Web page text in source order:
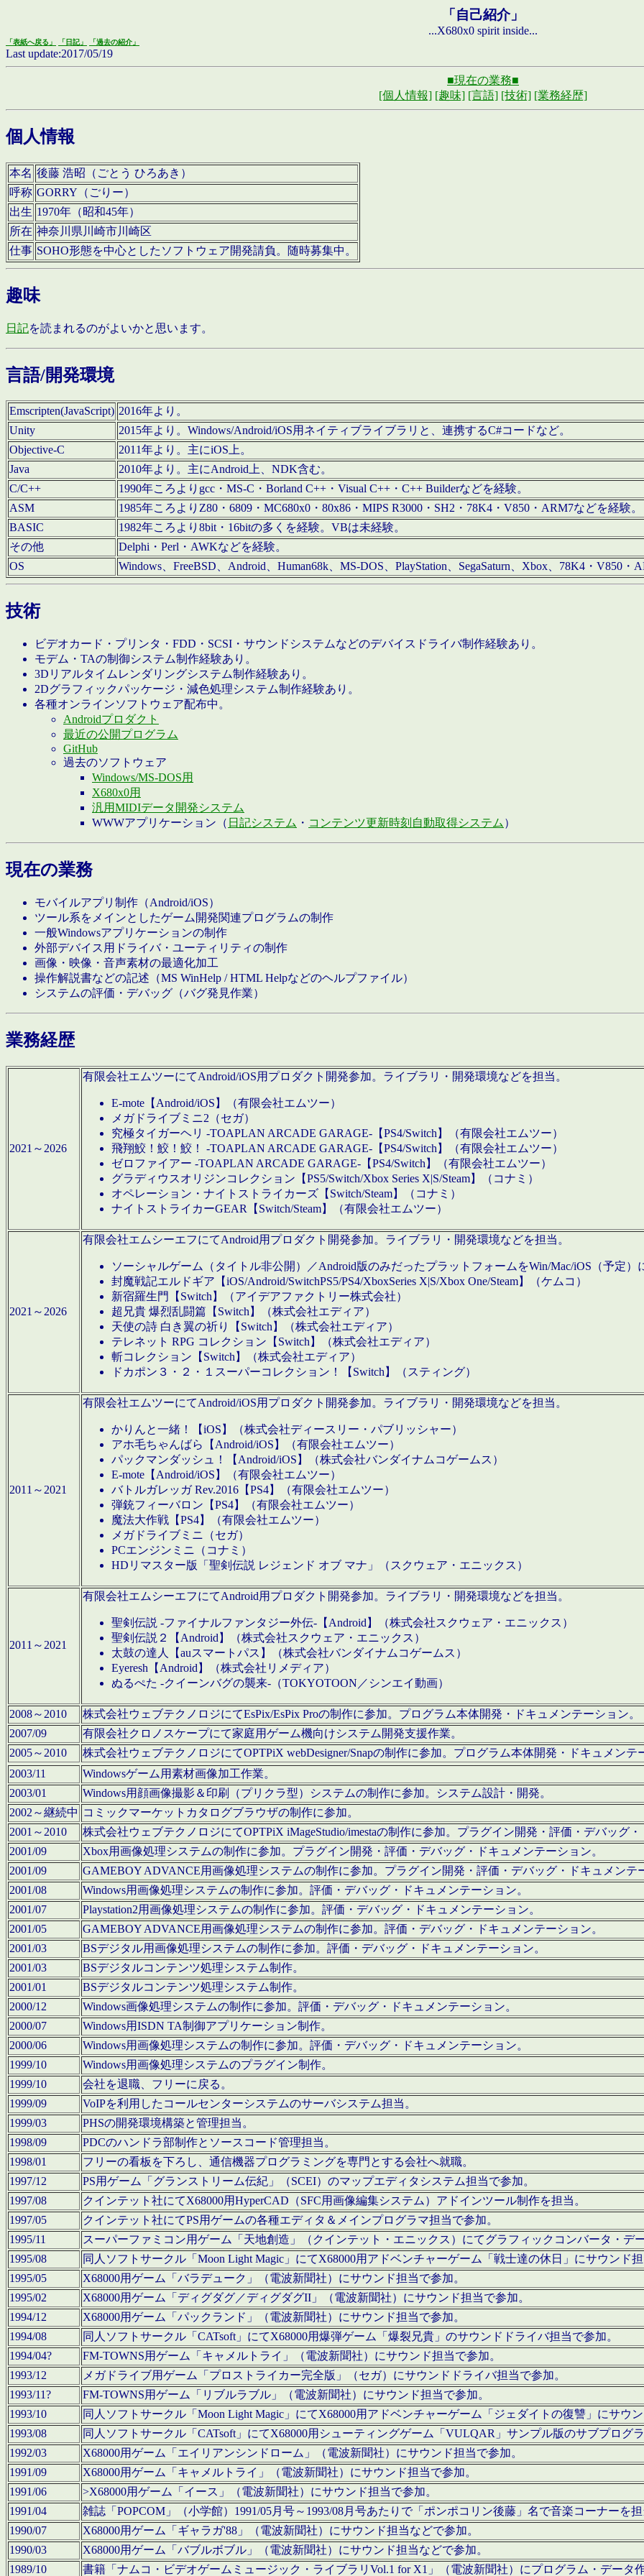
「自己紹介」
...X680x0 spirit inside...
「表紙へ戻る」 「日記」 「過去の紹介」
Last update:2017/05/19
■現在の業務■
[個人情報] [趣味] [言語] [技術] [業務経歴]
個人情報
本名 後藤 浩昭（ごとう ひろあき）
呼称 GORRY（ごりー）
出生 1970年（昭和45年）
所在 神奈川県川崎市川崎区
仕事 SOHO形態を中心としたソフトウェア開発請負。随時募集中。
趣味
日記を読まれるのがよいかと思います。
言語/開発環境
Emscripten(JavaScript) 2016年より。
Unity
2015年より。Windows/Android/iOS用ネイティブライブラリと、連携するC#コードなど。
Objective-C
2011年より。主にiOS上。
Java
2010年より。主にAndroid上、NDK含む。
C/C++
1990年ころよりgcc・MS-C・Borland C++・Visual C++・C++ Builderなどを経験。
ASM
1985年ころよりZ80・6809・MC680x0・80x86・MIPS R3000・SH2・78K4・V850・ARM7などを経験。
BASIC
1982年ころより8bit・16bitの多くを経験。VBは未経験。
その他
Delphi・Perl・AWKなどを経験。
OS
Windows、FreeBSD、Android、Human68k、MS-DOS、PlayStation、SegaSaturn、Xbox、78K4・V850・
技術
ビデオカード・プリンタ・FDD・SCSI・サウンドシステムなどのデバイスドライバ制作経験あり。
モデム・TAの制御システム制作経験あり。
3Dリアルタイムレンダリングシステム制作経験あり。
2Dグラフィックパッケージ・減色処理システム制作経験あり。
各種オンラインソフトウェア配布中。
Androidプロダクト
最近の公開プログラム
GitHub
過去のソフトウェア
Windows/MS-DOS用
X680x0用
汎用MIDIデータ開発システム
WWWアプリケーション（ 日記システム ・ コンテンツ更新時刻自動取得システム ）
現在の業務
モバイルアプリ制作（Android/iOS）
ツール系をメインとしたゲーム開発関連プログラムの制作
一般Windowsアプリケーションの制作
外部デバイス用ドライバ・ユーティリティの制作
画像・映像・音声素材の最適化加工
操作解説書などの記述（MS WinHelp / HTML Helpなどのヘルプファイル）
システムの評価・デバッグ（バグ発見作業）
業務経歴
2021～2026
有限会社エムツーにてAndroid/iOS用プロダクト開発参加。ライブラリ・開発環境などを担当。
E-mote【Android/iOS】（有限会社エムツー）
メガドライブミニ2（セガ）
究極タイガーヘリ -TOAPLAN ARCADE GARAGE-【PS4/Switch】（有限会社エムツー）
飛翔鮫！鮫！鮫！ -TOAPLAN ARCADE GARAGE-【PS4/Switch】（有限会社エムツー）
ゼロファイアー -TOAPLAN ARCADE GARAGE-【PS4/Switch】（有限会社エムツー）
グラディウスオリジンコレクション【PS5/Switch/Xbox Series X|S/Steam】（コナミ）
オペレーション・ナイトストライカーズ【Switch/Steam】（コナミ）
ナイトストライカーGEAR【Switch/Steam】（有限会社エムツー）
2021～2026
有限会社エムシーエフにてAndroid用プロダクト開発参加。ライブラリ・開発環境などを担当。
ソーシャルゲーム（タイトル非公開）／Android版のみだったプラットフォームをWin/Mac/iOS（予定）
封魔戦記エルドギア【iOS/Android/SwitchPS5/PS4/XboxSeries X|S/Xbox One/Steam】（ケムコ）
新宿羅生門【Switch】（アイデアファクトリー株式会社）
超兄貴 爆烈乱闘篇【Switch】（株式会社エディア）
天使の詩 白き翼の祈り【Switch】（株式会社エディア）
テレネット RPG コレクション【Switch】（株式会社エディア）
斬コレクション【Switch】（株式会社エディア）
ドカポン３・２・１スーパーコレクション！【Switch】（スティング）
2011～2021
有限会社エムツーにてAndroid/iOS用プロダクト開発参加。ライブラリ・開発環境などを担当。
かりんと一緒！【iOS】（株式会社ディースリー・パブリッシャー）
アホ毛ちゃんばら【Android/iOS】（有限会社エムツー）
パックマンダッシュ！【Android/iOS】（株式会社バンダイナムコゲームス）
E-mote【Android/iOS】（有限会社エムツー）
バトルガレッガ Rev.2016【PS4】（有限会社エムツー）
弾銃フィーバロン【PS4】（有限会社エムツー）
魔法大作戦【PS4】（有限会社エムツー）
メガドライブミニ（セガ）
PCエンジンミニ（コナミ）
HDリマスター版「聖剣伝説 レジェンド オブ マナ」（スクウェア・エニックス）
2011～2021
有限会社エムシーエフにてAndroid用プロダクト開発参加。ライブラリ・開発環境などを担当。
聖剣伝説 -ファイナルファンタジー外伝-【Android】（株式会社スクウェア・エニックス）
聖剣伝説２【Android】（株式会社スクウェア・エニックス）
太鼓の達人【auスマートパス】（株式会社バンダイナムコゲームス）
Eyeresh【Android】（株式会社リメディア）
ぬるぺた -クイーンバグの襲来-（TOKYOTOON／シンエイ動画）
2008～2010
株式会社ウェブテクノロジにてEsPix/EsPix Proの制作に参加。プログラム本体開発・ドキュメンテーション。
2007/09
有限会社クロノスケープにて家庭用ゲーム機向けシステム開発支援作業。
2005～2010
株式会社ウェブテクノロジにてOPTPiX webDesigner/Snapの制作に参加。プログラム本体開発・ドキュメンテ
2003/11
Windowsゲーム用素材画像加工作業。
2003/01
Windows用顔画像撮影＆印刷（プリクラ型）システムの制作に参加。システム設計・開発。
2002～継続中 コミックマーケットカタログブラウザの制作に参加。
2001～2010
株式会社ウェブテクノロジにてOPTPiX iMageStudio/imestaの制作に参加。プラグイン開発・評価・デバッグ
2001/09
Xbox用画像処理システムの制作に参加。プラグイン開発・評価・デバッグ・ドキュメンテーション。
2001/09
GAMEBOY ADVANCE用画像処理システムの制作に参加。プラグイン開発・評価・デバッグ・ドキュメンテ
2001/08
Windows用画像処理システムの制作に参加。評価・デバッグ・ドキュメンテーション。
2001/07
Playstation2用画像処理システムの制作に参加。評価・デバッグ・ドキュメンテーション。
2001/05
GAMEBOY ADVANCE用画像処理システムの制作に参加。評価・デバッグ・ドキュメンテーション。
2001/03
BSデジタル用画像処理システムの制作に参加。評価・デバッグ・ドキュメンテーション。
2001/03
BSデジタルコンテンツ処理システム制作。
2001/01
BSデジタルコンテンツ処理システム制作。
2000/12
Windows画像処理システムの制作に参加。評価・デバッグ・ドキュメンテーション。
2000/07
Windows用ISDN TA制御アプリケーション制作。
2000/06
Windows用画像処理システムの制作に参加。評価・デバッグ・ドキュメンテーション。
1999/10
Windows用画像処理システムのプラグイン制作。
1999/10
会社を退職、フリーに戻る。
1999/09
VoIPを利用したコールセンターシステムのサーバシステム担当。
1999/03
PHSの開発環境構築と管理担当。
1998/09
PDCのハンドラ部制作とソースコード管理担当。
1998/01
フリーの看板を下ろし、通信機器プログラミングを専門とする会社へ就職。
1997/12
PS用ゲーム「グランストリーム伝紀」（SCEI）のマップエディタシステム担当で参加。
1997/08
クインテット社にてX68000用HyperCAD（SFC用画像編集システム）アドインツール制作を担当。
1997/05
クインテット社にてPS用ゲームの各種エディタ＆メインプログラマ担当で参加。
1995/11
スーパーファミコン用ゲーム「天地創造」（クインテット・エニックス）にてグラフィックコンバータ・デ
1995/08
同人ソフトサークル「Moon Light Magic」にてX68000用アドベンチャーゲーム「戦士達の休日」にサウンド
1995/05
X68000用ゲーム「バラデューク」（電波新聞社）にサウンド担当で参加。
1995/02
X68000用ゲーム「ディグダグ／ディグダグII」（電波新聞社）にサウンド担当で参加。
1994/12
X68000用ゲーム「パックランド」（電波新聞社）にサウンド担当で参加。
1994/08
同人ソフトサークル「CATsoft」にてX68000用爆弾ゲーム「爆裂兄貴」のサウンドドライバ担当で参加。
1994/04?
FM-TOWNS用ゲーム「キャメルトライ」（電波新聞社）にサウンド担当で参加。
1993/12
メガドライブ用ゲーム「プロストライカー完全版」（セガ）にサウンドドライバ担当で参加。
1993/11?
FM-TOWNS用ゲーム「リブルラブル」（電波新聞社）にサウンド担当で参加。
1993/10
同人ソフトサークル「Moon Light Magic」にてX68000用アドベンチャーゲーム「ジェダイトの復讐」にサウ
1993/08
同人ソフトサークル「CATsoft」にてX68000用シューティングゲーム「VULQAR」サンプル版のサブプログ
1992/03
X68000用ゲーム「エイリアンシンドローム」（電波新聞社）にサウンド担当で参加。
1991/09
X68000用ゲーム「キャメルトライ」（電波新聞社）にサウンド担当で参加。
1991/06
>X68000用ゲーム「イース」（電波新聞社）にサウンド担当で参加。
1991/04
雑誌「POPCOM」（小学館）1991/05月号～1993/08月号あたりで「ポンポコリン後藤」名で音楽コーナーを
1990/07
X68000用ゲーム「ギャラガ'88」（電波新聞社）にサウンド担当などで参加。
1990/03
X68000用ゲーム「バブルボブル」（電波新聞社）にサウンド担当などで参加。
1989/10
書籍「ナムコ・ビデオゲームミュージック・ライブラリVol.1 for X1」（電波新聞社）にプログラム・データ